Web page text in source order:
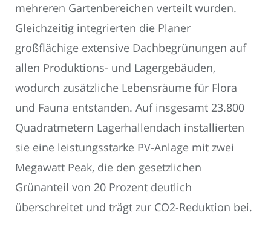
mehreren Gartenbereichen verteilt wurden.
Gleichzeitig integrierten die Planer
großflächige extensive Dachbegrünungen auf
allen Produktions- und Lagergebäuden,
wodurch zusätzliche Lebensräume für Flora
und Fauna entstanden. Auf insgesamt 23.800
Quadratmetern Lagerhallendach installierten
sie eine leistungsstarke PV-Anlage mit zwei
Megawatt Peak, die den gesetzlichen
Grünanteil von 20 Prozent deutlich
überschreitet und trägt zur CO2-Reduktion bei.